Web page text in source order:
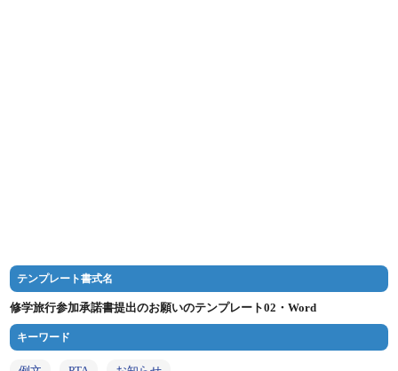
テンプレート書式名
修学旅行参加承諾書提出のお願いのテンプレート02・Word
キーワード